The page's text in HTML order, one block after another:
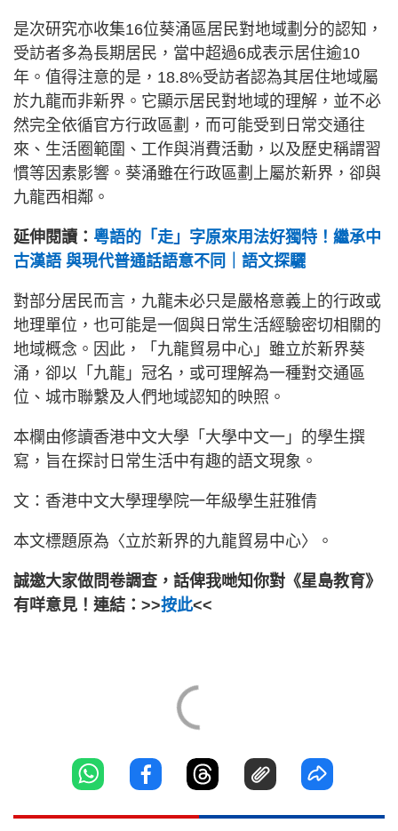
是次研究亦收集16位葵涌區居民對地域劃分的認知，
受訪者多為長期居民，當中超過6成表示居住逾10
年。值得注意的是，18.8%受訪者認為其居住地域屬
於九龍而非新界。它顯示居民對地域的理解，並不必
然完全依循官方行政區劃，而可能受到日常交通往
來、生活圈範圍、工作與消費活動，以及歷史稱謂習
慣等因素影響。葵涌雖在行政區劃上屬於新界，卻與
九龍西相鄰。
延伸閱讀： 粵語的「走」字原來用法好獨特！繼承中
古漢語 與現代普通話語意不同｜語文探驪
對部分居民而言，九龍未必只是嚴格意義上的行政或
地理單位，也可能是一個與日常生活經驗密切相關的
地域概念。因此，「九龍貿易中心」雖立於新界葵
涌，卻以「九龍」冠名，或可理解為一種對交通區
位、城市聯繫及人們地域認知的映照。
本欄由修讀香港中文大學「大學中文一」的學生撰
寫，旨在探討日常生活中有趣的語文現象。
文：香港中文大學理學院一年級學生莊雅倩
本文標題原為〈立於新界的九龍貿易中心〉。
誠邀大家做問卷調查，話俾我哋知你對《星島教育》
有咩意見！連結：>>按此<<